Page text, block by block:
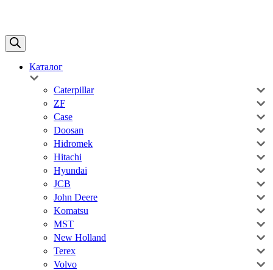
Каталог
Caterpillar
ZF
Case
Doosan
Hidromek
Hitachi
Hyundai
JCB
John Deere
Komatsu
MST
New Holland
Terex
Volvo